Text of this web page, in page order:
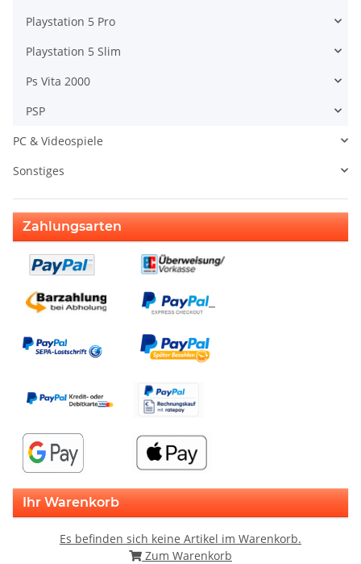
Playstation 5 Pro
Playstation 5 Slim
Ps Vita 2000
PSP
PC & Videospiele
Sonstiges
Zahlungsarten
Ihr Warenkorb
Es befinden sich keine Artikel im Warenkorb.
Zum Warenkorb